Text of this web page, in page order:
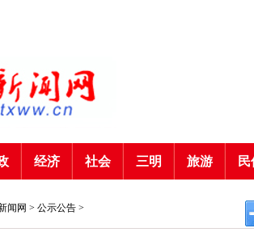
经济 社会 三明 旅游
闻网 > 公示公告 >